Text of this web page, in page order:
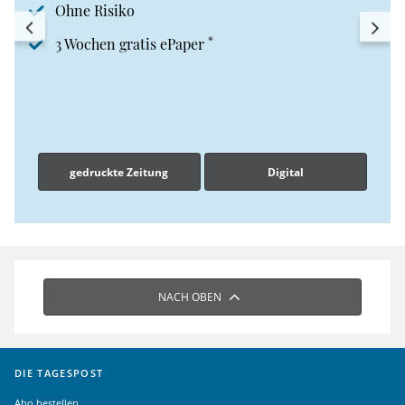
Ohne Risiko
3 Wochen gratis ePaper *
gedruckte Zeitung Digital
NACH OBEN
DIE TAGESPOST